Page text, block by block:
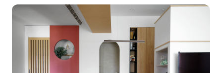
光影效果，讓整個空間更加迷人。此外，金色元素的點綴
運用，櫃體邊線、天花板的細節延伸，每一處都彰顯出輕
奢華的氣息，為居室增添浪漫情懷。
特別為小孩們準備的房間，更是貼心而富有創意，床頭整